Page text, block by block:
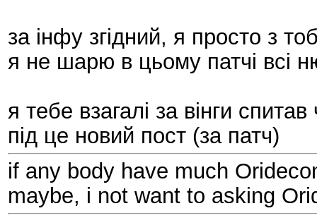
за інфу згідний, я просто з
я не шарю в цьому патчі всі
я тебе взагалі за вінги
під це новий пост (за патч)
if any body have much
maybe, i not want to asking